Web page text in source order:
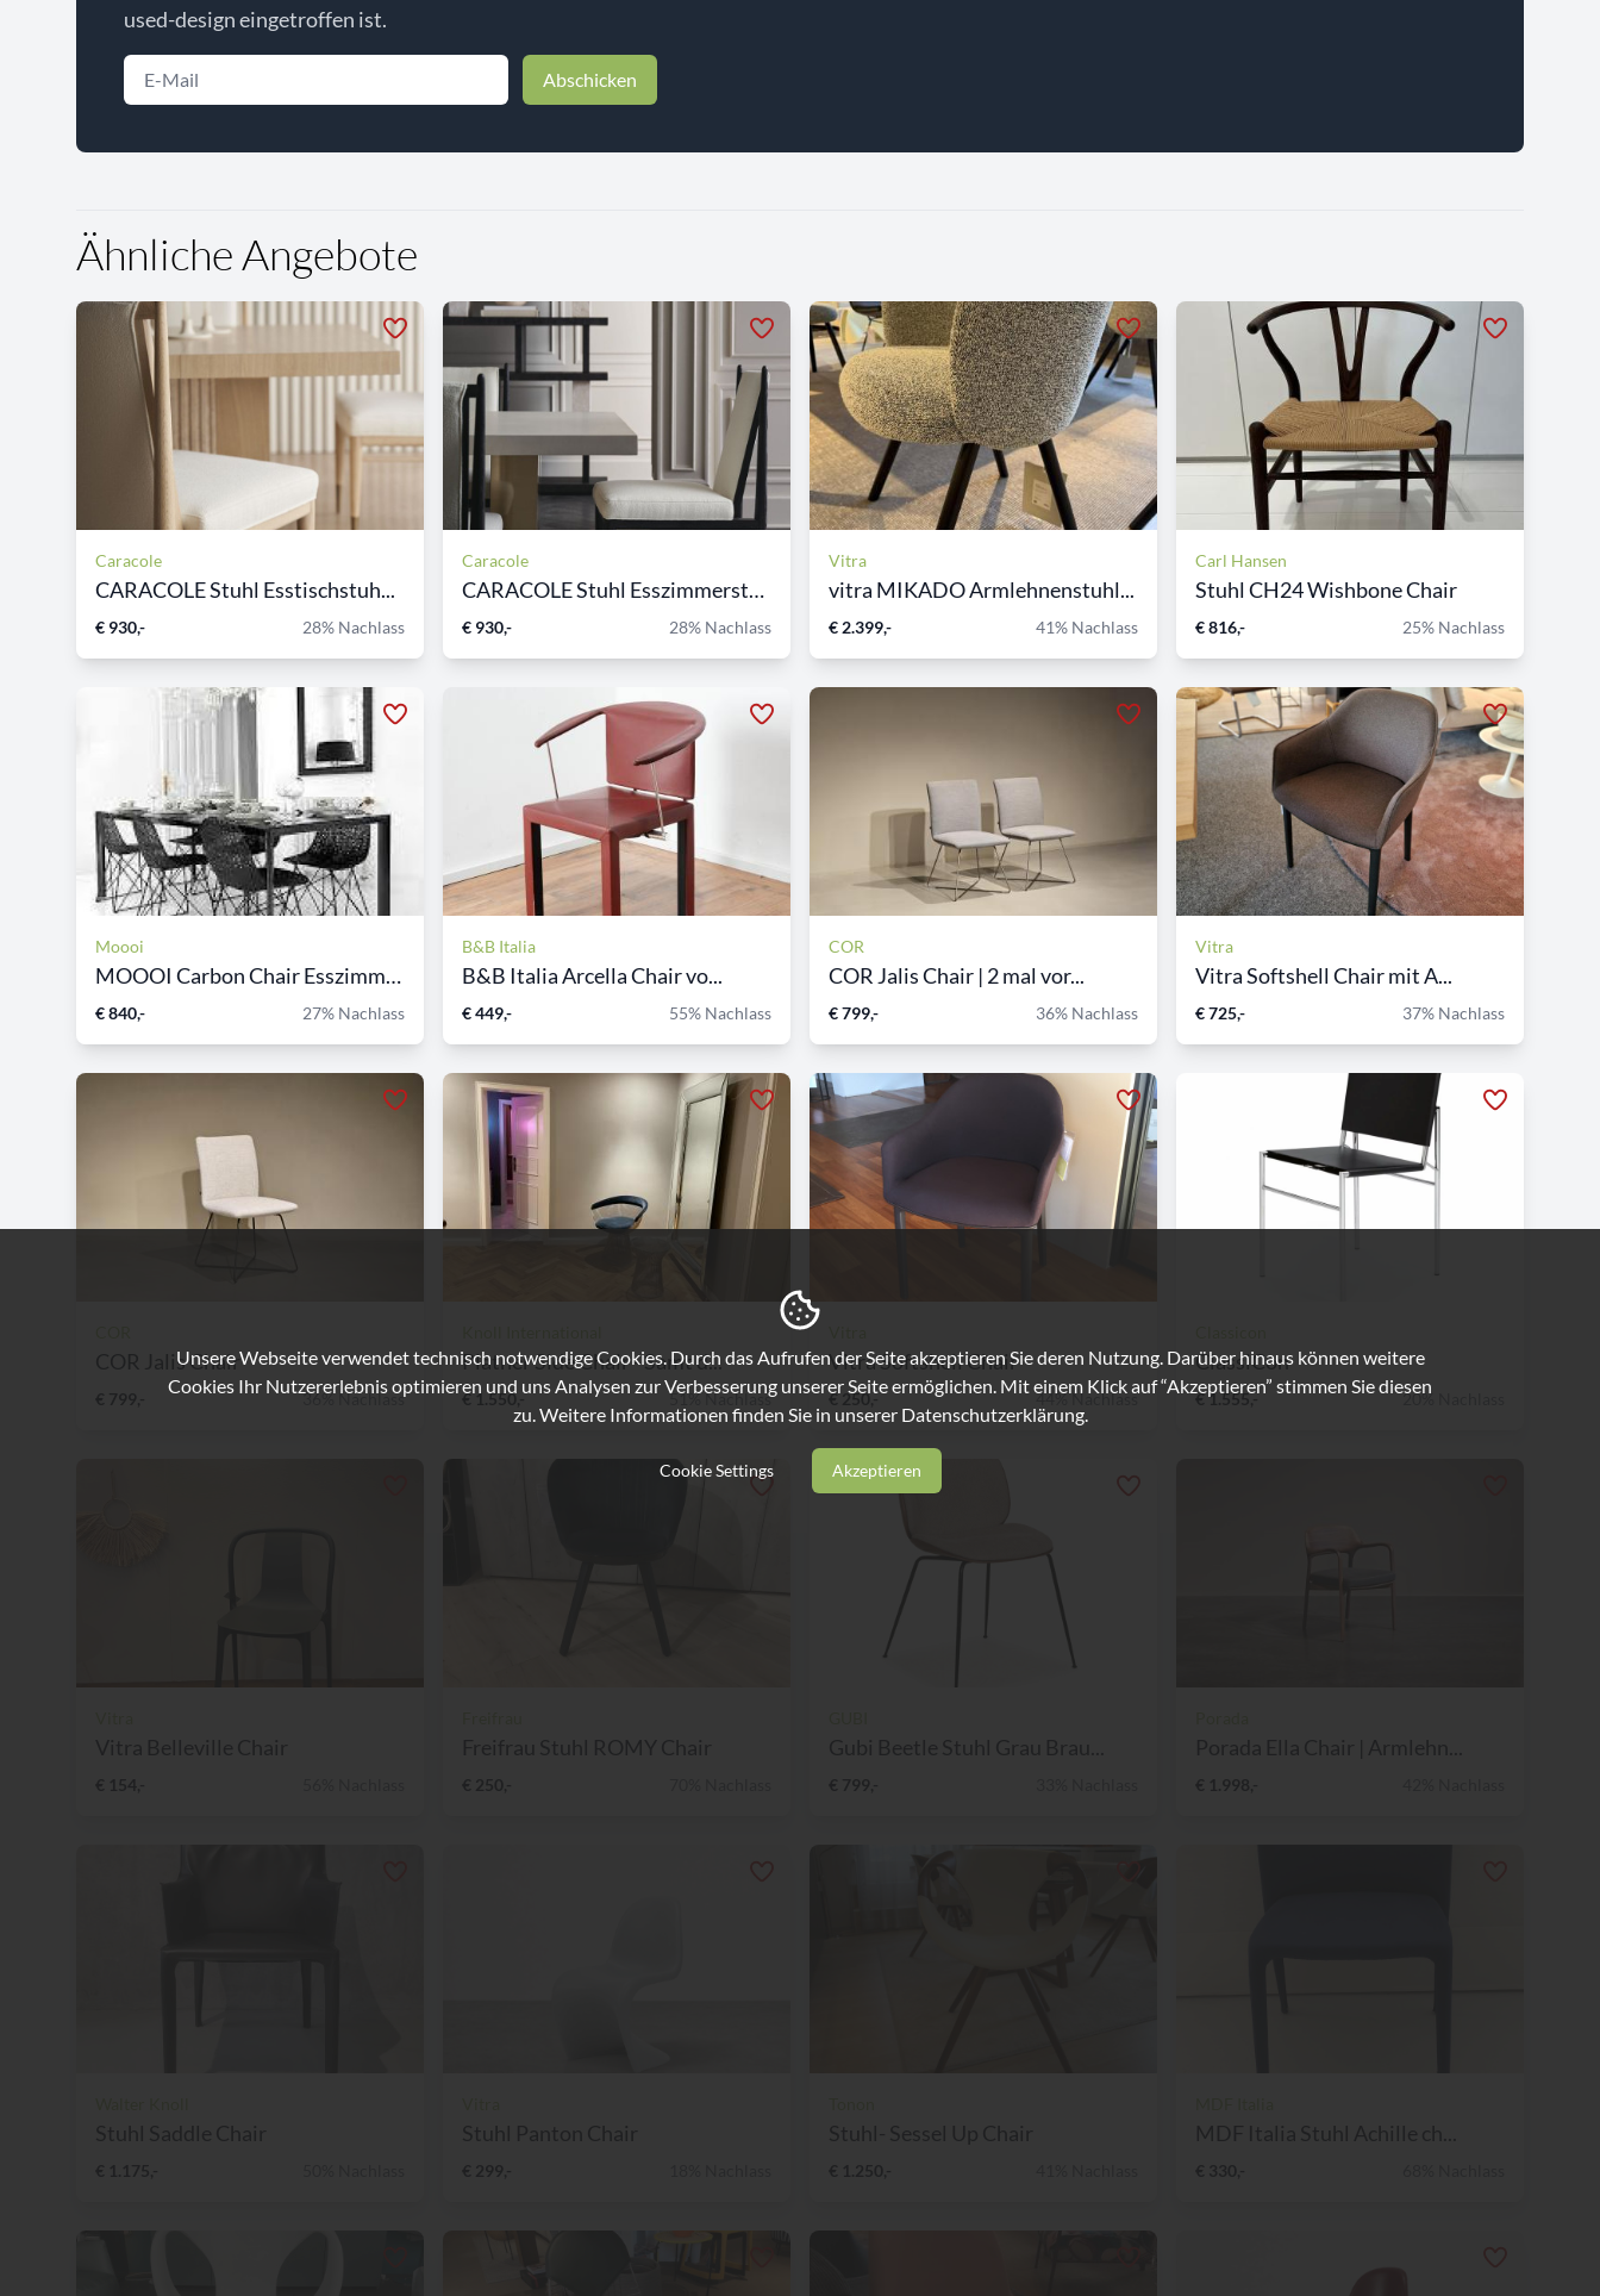
used-design eingetroffen ist.
Abschicken
Ähnliche Angebote
Caracole
CARACOLE Stuhl Esstischstuh...
€ 930,- 28% Nachlass
Caracole
CARACOLE Stuhl Esszimmerstu...
€ 930,- 28% Nachlass
Vitra
vitra MIKADO Armlehnenstuhl...
€ 2.399,- 41% Nachlass
Carl Hansen
Stuhl CH24 Wishbone Chair
€ 816,- 25% Nachlass
Moooi
MOOOI Carbon Chair Esszimme...
€ 840,- 27% Nachlass
B&B Italia
B&B Italia Arcella Chair vo...
€ 449,- 55% Nachlass
COR
COR Jalis Chair | 2 mal vor...
€ 799,- 36% Nachlass
Vitra
Vitra Softshell Chair mit A...
€ 725,- 37% Nachlass
COR Jalis Chair
€ 799,- 36% Nachlass
Platner Side Chair - Samt d...
€ 1.550,- 51% Nachlass
Vitra Softshell Chair
€ 250,- 44% Nachlass
ClassiCon
€ 1.555,- 20% Nachlass
Unsere Webseite verwendet technisch notwendige Cookies. Durch das Aufrufen der Seite akzeptieren Sie deren Nutzung. Darüber hinaus können weitere
Cookies Ihr Nutzererlebnis optimieren und uns Analysen zur Verbesserung unserer Seite ermöglichen. Mit einem Klick auf “Akzeptieren” stimmen Sie diesen
zu. Weitere Informationen finden Sie in unserer Datenschutzerklärung.
Cookie Settings Akzeptieren